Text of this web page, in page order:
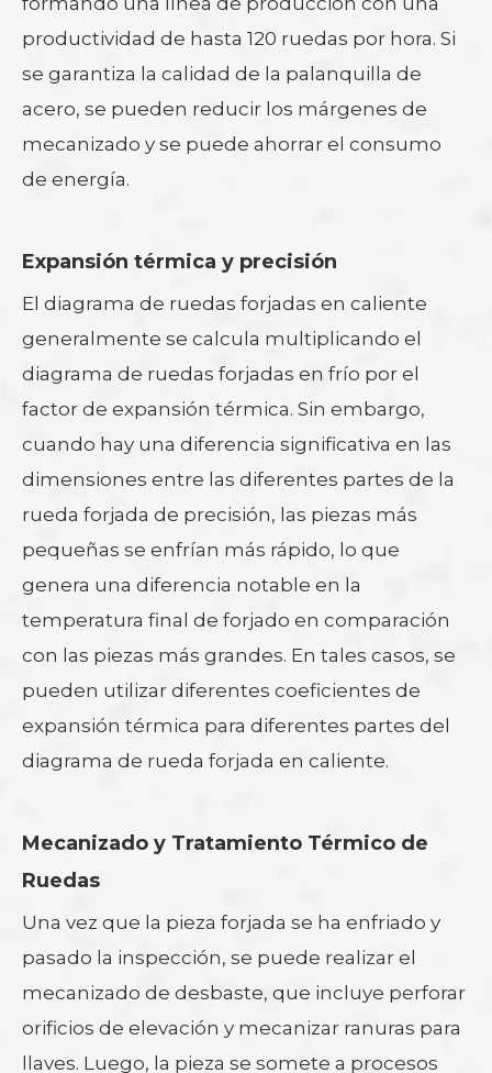
productividad de hasta 120 ruedas por hora. Si
se garantiza la calidad de la palanquilla de
acero, se pueden reducir los márgenes de
mecanizado y se puede ahorrar el consumo
de energía.
Expansión térmica y precisión
El diagrama de ruedas forjadas en caliente
generalmente se calcula multiplicando el
diagrama de ruedas forjadas en frío por el
factor de expansión térmica. Sin embargo,
cuando hay una diferencia significativa en las
dimensiones entre las diferentes partes de la
rueda forjada de precisión, las piezas más
pequeñas se enfrían más rápido, lo que
genera una diferencia notable en la
temperatura final de forjado en comparación
con las piezas más grandes. En tales casos, se
pueden utilizar diferentes coeficientes de
expansión térmica para diferentes partes del
diagrama de rueda forjada en caliente.
Mecanizado y Tratamiento Térmico de
Ruedas
Una vez que la pieza forjada se ha enfriado y
pasado la inspección, se puede realizar el
mecanizado de desbaste, que incluye perforar
orificios de elevación y mecanizar ranuras para
llaves. Luego, la pieza se somete a procesos